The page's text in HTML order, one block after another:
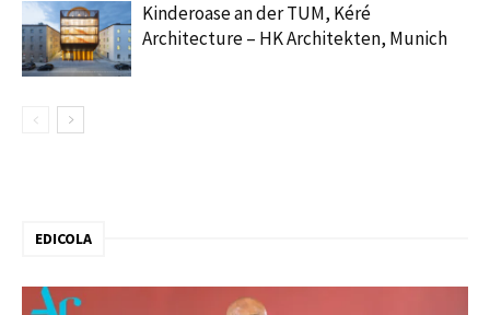
Kinderoase an der TUM, Kéré
Architecture – HK Architekten, Munich
EDICOLA